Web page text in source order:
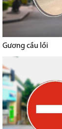
Gương cầu lồi